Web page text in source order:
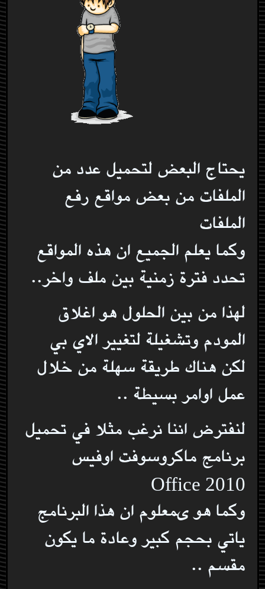
يحتاج البعض لتحميل عدد من
الملفات من بعض مواقع رفع
الملفات
وكما يعلم الجميع ان هذه المواقع
تحدد فترة زمنية بين ملف واخر..
لهذا من بين الحلول هو اغلاق
المودم وتشغيلة لتغيير الاي بي
لكن هناك طريقة سهلة من خلال
عمل اوامر بسيطة ..
لنفترض اننا نرغب مثلا في تحميل
برنامج ماكروسوفت اوفيس
Office 2010
وكما هو ىمعلوم ان هذا البرنامج
ياتي بحجم كبير وعادة ما يكون
مقسم ..